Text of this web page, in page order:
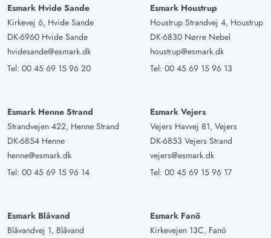
Esmark Hvide Sande
Kirkevej 6, Hvide Sande
DK-6960 Hvide Sande
hvidesande@esmark.dk
Tel: 00 45 69 15 96 20
Esmark Houstrup
Houstrup Strandvej 4, Houstrup
DK-6830 Nørre Nebel
houstrup@esmark.dk
Tel: 00 45 69 15 96 13
Esmark Henne Strand
Strandvejen 422, Henne Strand
DK-6854 Henne
henne@esmark.dk
Tel: 00 45 69 15 96 14
Esmark Vejers
Vejers Havvej 81, Vejers
DK-6853 Vejers Strand
vejers@esmark.dk
Tel: 00 45 69 15 96 17
Esmark Blåvand
Blåvandvej 1, Blåvand
Esmark Fanö
Kirkevejen 13C, Fanö